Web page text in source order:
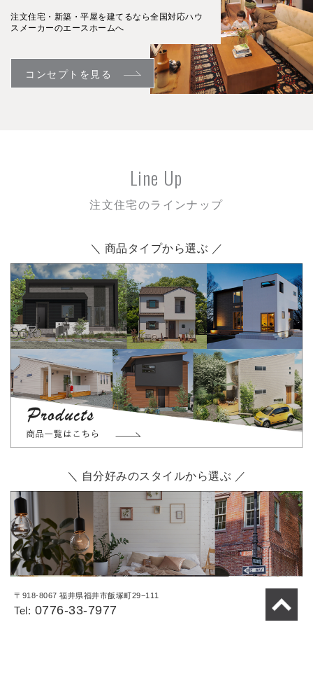
〒918-8067 福井県福井市飯塚町29−111
0776-33-7977
注文住宅・新築・平屋を建てるなら全国対応ハウ
スメーカーのエースホームへ
コンセプトを見る
Line Up
注文住宅のラインナップ
＼ 商品タイプから選ぶ ／
＼ 自分好みのスタイルから選ぶ ／